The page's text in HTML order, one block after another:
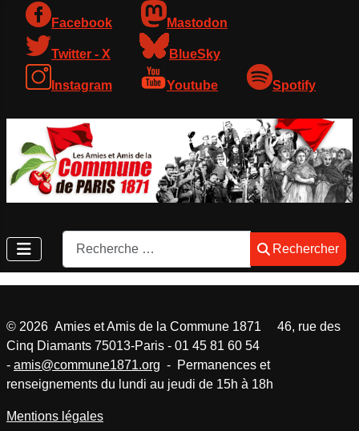
Facebook Mastodon
Twitter - X BlueSky
Instagram Youtube Spotify
Rechercher
Rechercher
© 2026 Amies et Amis de la Commune 1871 46, rue des
Cinq Diamants 75013-Paris - 01 45 81 60 54
- amis@commune1871.org - Permanences et
renseignements du lundi au jeudi de 15h à 18h
Mentions légales